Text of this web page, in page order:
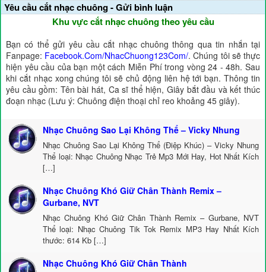
Yêu cầu cắt nhạc chuông - Gửi bình luận
Khu vực cắt nhạc chuông theo yêu cầu
Bạn có thể gửi yêu cầu cắt nhạc chuông thông qua tin nhắn tại
Fanpage: Facebook.Com/NhacChuong123Com/. Chúng tôi sẽ thực
hiện yêu cầu của bạn một cách Miễn Phí trong vòng 24 - 48h. Sau
khi cắt nhạc xong chúng tôi sẽ chủ động liên hệ tới bạn. Thông tin
yêu cầu gồm: Tên bài hát, Ca sĩ thể hiện, Giây bắt đầu và kết thúc
đoạn nhạc (Lưu ý: Chuông điện thoại chỉ reo khoảng 45 giây).
Nhạc Chuông Sao Lại Không Thể – Vicky Nhung
Nhạc Chuông Sao Lại Không Thể (Điệp Khúc) – Vicky Nhung
Thể loại: Nhạc Chuông Nhạc Trẻ Mp3 Mới Hay, Hot Nhất Kích
[…]
Nhạc Chuông Khó Giữ Chân Thành Remix –
Gurbane, NVT
Nhạc Chuông Khó Giữ Chân Thành Remix – Gurbane, NVT
Thể loại: Nhạc Chuông Tik Tok Remix MP3 Hay Nhất Kích
thước: 614 Kb […]
Nhạc Chuông Khó Giữ Chân Thành